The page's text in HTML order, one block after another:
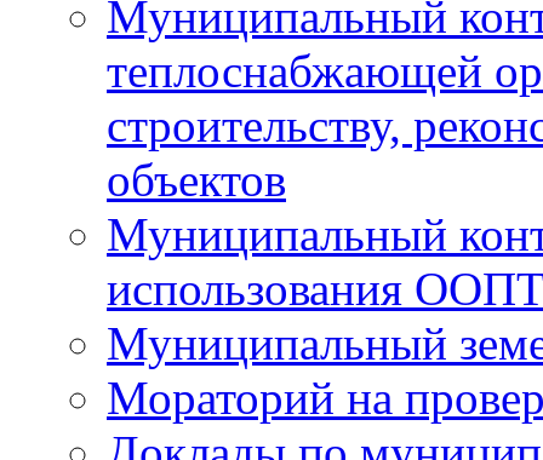
Муниципальный
теплоснабжающей
строительству,
объектов
Муниципальный
использования
Муниципальный
Мораторий на